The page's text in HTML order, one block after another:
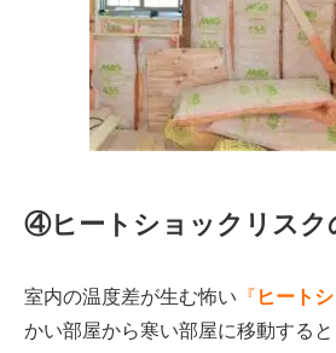
④ヒートショックリスク
室内の温度差が生む怖い 『 ヒート
かい部屋から寒い部屋に移動する